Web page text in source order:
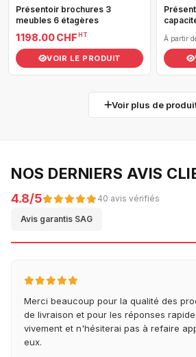
Présentoir brochures 3
meubles 6 étagères
1 198.00 CHF HT
VOIR LE PRODUIT
À partir
Voir plus de
NOS DERNIERS AVIS
4.8/5 40 avis vérifiés
Avis garantis SAG
Merci beaucoup pour la qualité des
de livraison et pour les réponses
vivement et n'hésiterai pas à refaire
eux.